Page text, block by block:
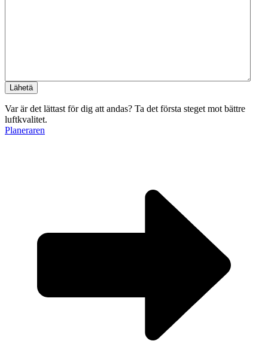
Var är det lättast för dig att andas? Ta det första steget mot bättre
luftkvalitet.
Planeraren